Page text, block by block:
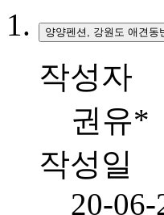
양양펜션, 강원도 애견동
작성자
권유*
작성일
20-06-